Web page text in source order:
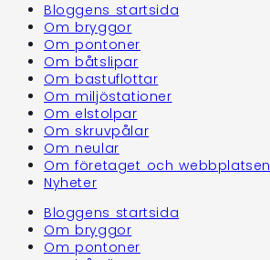
Bloggens startsida
Om bryggor
Om pontoner
Om båtslipar
Om bastuflottar
Om miljöstationer
Om elstolpar
Om skruvpålar
Om neular
Om företaget och webbplatsen
Nyheter
Bloggens startsida
Om bryggor
Om pontoner